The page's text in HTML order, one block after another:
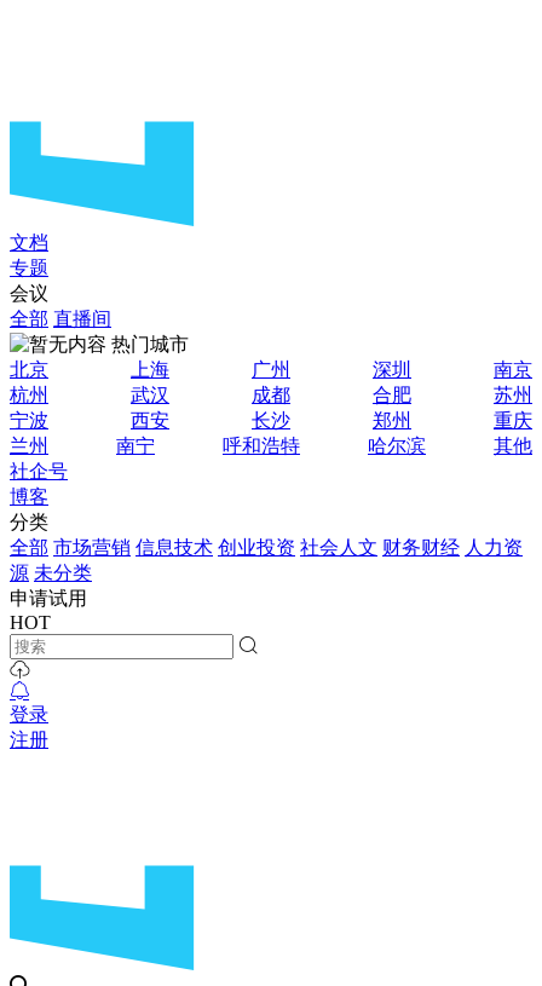
文档
专题
会议
全部 直播间
热门城市
北京
上海 广州 深圳
南京
杭州
武汉 成都 合肥
苏州
宁波
西安 长沙 郑州
重庆
兰州
南宁 呼和浩特 哈尔滨
其他
社企号
博客
分类
全部 市场营销 信息技术 创业投资 社会人文 财务财经 人力资
源 未分类
申请试用
HOT
登录
注册